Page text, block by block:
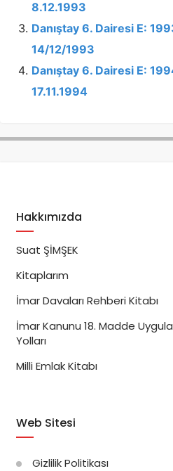
8.12.1993
Danıştay 6. Dairesi E:
14/12/1993
Danıştay 6. Dairesi E:
17.11.1994
Hakkımızda
Suat ŞİMŞEK
Kitaplarım
İmar Davaları Rehberi Kitabı
İmar Kanunu 18. Madde
Yolları
Milli Emlak Kitabı
Web Sitesi
Gizlilik Politikası